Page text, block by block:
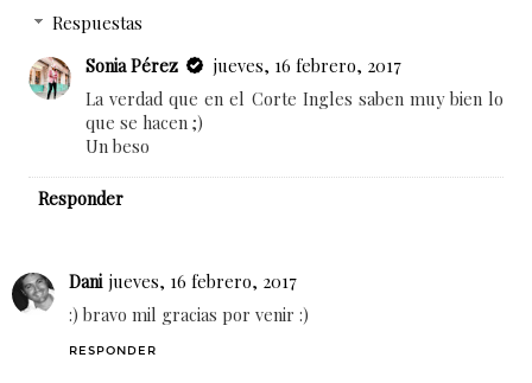
Respuestas
Sonia Pérez
jueves, 16 febrero, 2017
La verdad que en el Corte Ingles saben muy bien lo
que se hacen ;)
Un beso
Responder
Dani jueves, 16 febrero, 2017
:) bravo mil gracias por venir :)
RESPONDER